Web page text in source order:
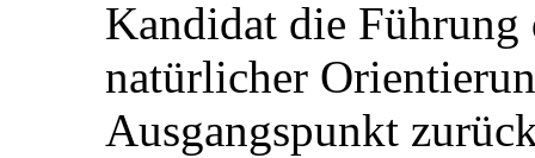
Kandidat die
natürlicher
Ausgangspunkt